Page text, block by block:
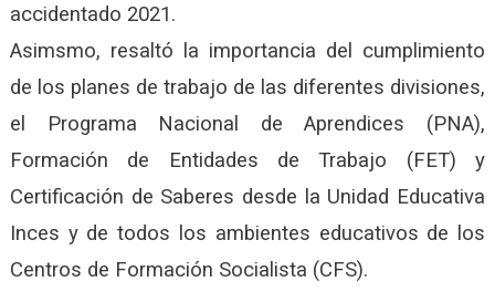
accidentado 2021.
Asimsmo, resaltó la importancia del cumplimiento
de los planes de trabajo de las diferentes divisiones,
el Programa Nacional de Aprendices (PNA),
Formación de Entidades de Trabajo (FET) y
Certificación de Saberes desde la Unidad Educativa
Inces y de todos los ambientes educativos de los
Centros de Formación Socialista (CFS).